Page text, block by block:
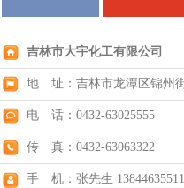
吉林市大宇化工有限公司
地 址：吉林市龙潭区锦州
电 话：0432-63025555
传 真：0432-63063322
手 机：张先生 13844635511